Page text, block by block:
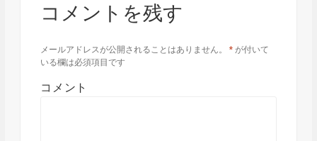
コメントを残す
メールアドレスが公開されることはありません。 * が付いて
いる欄は必須項目です
コメント